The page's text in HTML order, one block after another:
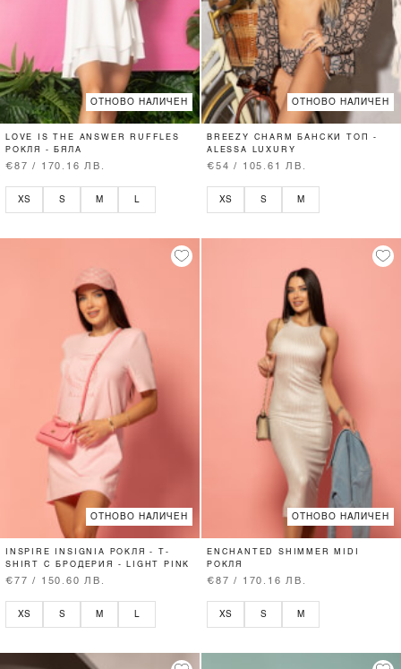
ОТНОВО НАЛИЧЕН
LOVE IS THE ANSWER RUFFLES
РОКЛЯ - БЯЛА
€87 / 170.16 ЛВ.
XS S M L
ОТНОВО НАЛИЧЕН
BREEZY CHARM БАНСКИ ТОП -
ALESSA LUXURY
€54 / 105.61 ЛВ.
XS S M
ОТНОВО НАЛИЧЕН
INSPIRE INSIGNIA РОКЛЯ - T-
SHIRT С БРОДЕРИЯ - LIGHT PINK
€77 / 150.60 ЛВ.
XS S M
ОТНОВО НАЛИЧЕН
ENCHANTED SHIMMER MIDI
РОКЛЯ
€87 / 170.16 ЛВ.
XS S M